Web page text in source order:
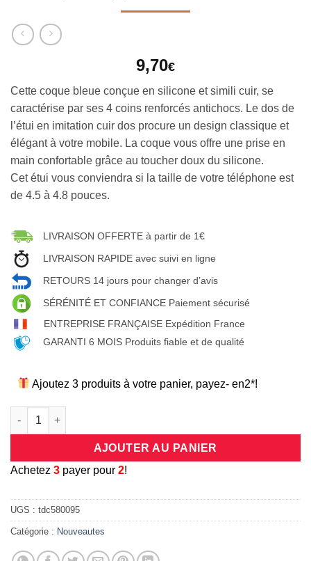
9,70€
Cette coque bleue conçue en silicone et simili cuir, se
caractérise par ses 4 coins renforcés antichocs. Le dos de
l’étui en imitation cuir dos procure un design classique et
élégant à votre mobile. La coque vous offre une prise en
main confortable grâce au toucher doux du silicone.
Cet étui vous conviendra si la taille de votre téléphone est
de 4.5 à 4.8 pouces.
LIVRAISON OFFERTE à partir de 1€
LIVRAISON RAPIDE avec suivi en ligne
RETOURS 14 jours pour changer d’avis
SÉRÉNITÉ ET CONFIANCE Paiement sécurisé
ENTREPRISE FRANÇAISE Expédition France
GARANTI 6 MOIS Produits fiable et de qualité
Ajoutez 3 produits à votre panier, payez- en2*!
quantité de Coque universelle antichocs silicone/cuir bleue
AJOUTER AU PANIER
Achetez 3 payer pour 2!
UGS : tdc580095
Catégorie : Nouveautes